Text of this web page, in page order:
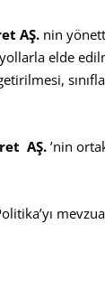
AŞ. nin
elde
AŞ. ’nin